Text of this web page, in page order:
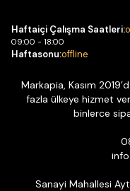
Haftaiçi Çalışma Saatleri:
09:00 - 18:00
Haftasonu:offline
Markapia, Kasım
fazla ülkeye hizmet
binlerce
Sanayi Mahallesi